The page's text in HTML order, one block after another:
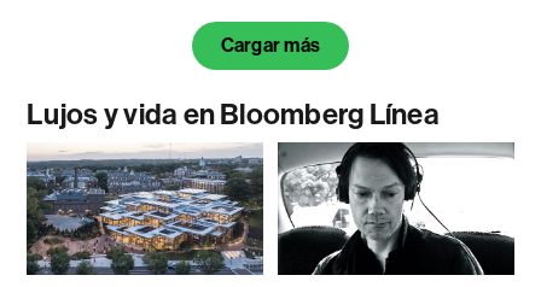
Cargar más
Lujos y vida en Bloomberg Línea